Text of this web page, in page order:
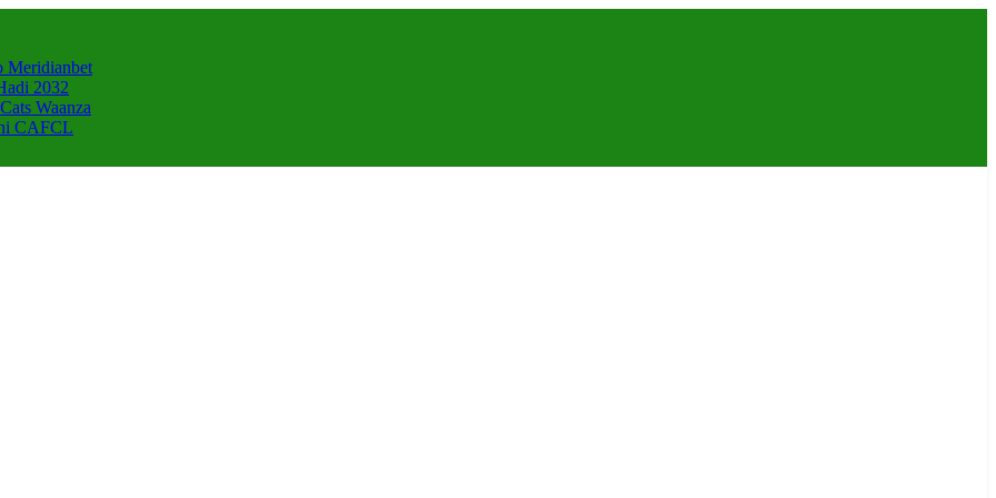
Meridianbet
2032
Waanza
CAFCL